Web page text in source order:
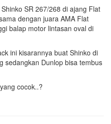
SR 267/268 di ajang Flat
dengan juara AMA Flat
balap motor lintasan oval di
ini kisarannya buat Shinko di
sedangkan Dunlop bisa tembus
cocok..?